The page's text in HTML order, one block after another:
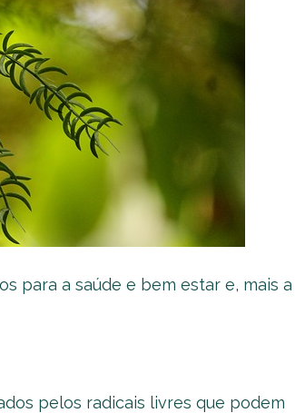
para a saúde e bem estar e, mais a
​​pelos radicais livres que podem